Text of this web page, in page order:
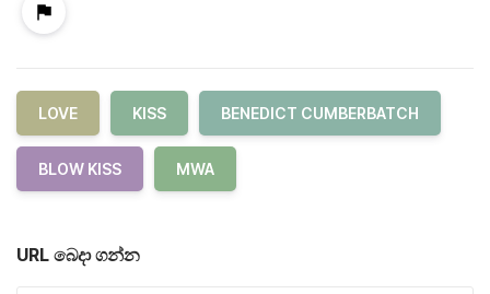
LOVE KISS BENEDICT CUMBERBATCH
BLOW KISS MWA
URL බෙදා ගන්න